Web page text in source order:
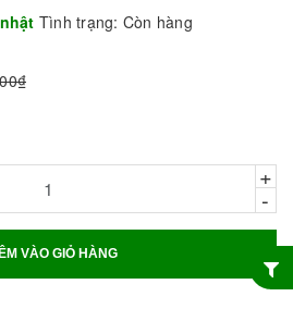
Tình trạng: Còn hàng
+
-
VÀO GIỎ HÀNG